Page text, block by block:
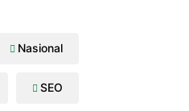
Nasional
SEO